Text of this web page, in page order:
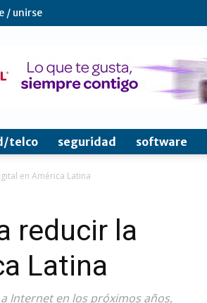
/ unirse
telco seguridad software
en América Latina
reducir la
Latina
Internet en los próximos años,